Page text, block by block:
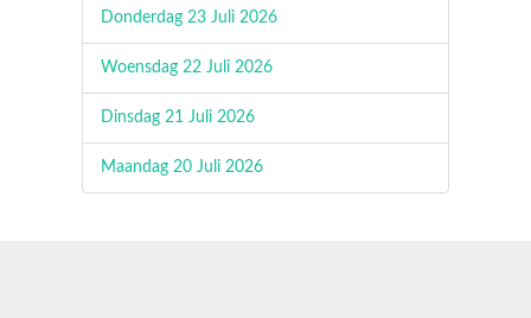
Donderdag 23 Juli 2026
Woensdag 22 Juli 2026
Dinsdag 21 Juli 2026
Maandag 20 Juli 2026